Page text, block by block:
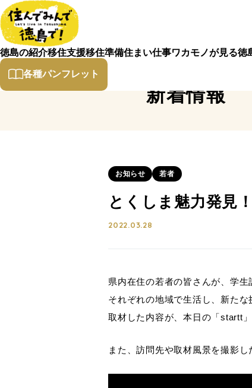
徳島の紹介移住支援移住準備住まい仕事ワカモノが見る徳
各種パンフレット
新着情報
お知らせ 若者
とくしま魅力発見
2022.03.28
県内在住の若者の皆さんが、学生
それぞれの地域で生活し、新たな
取材した内容が、本日の「startt」
また、訪問先や取材風景を撮影